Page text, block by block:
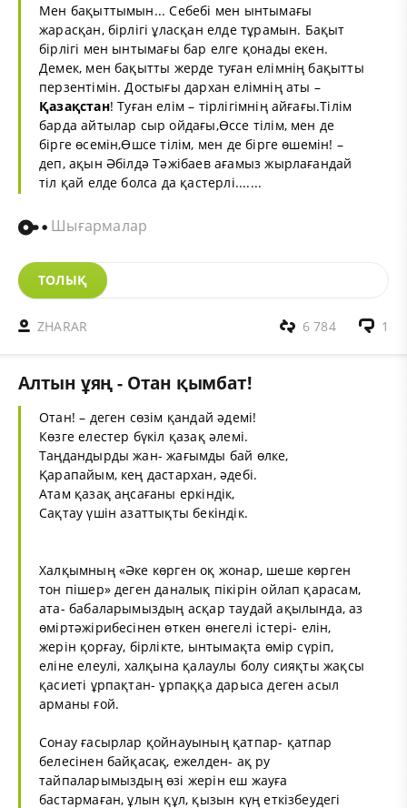
Мен бақыттымын... Себебі мен ынтымағы
жарасқан, бірлігі ұласқан елде тұрамын. Бақыт
бірлігі мен ынтымағы бар елге қонады екен.
Демек, мен бақытты жерде туған елімнің бақытты
перзентімін. Достығы дархан елімнің аты –
Қазақстан! Туған елім – тірлігімнің айғағы.Тілім
барда айтылар сыр ойдағы,Өссе тілім, мен де
бірге өсемін,Өшсе тілім, мен де бірге өшемін! –
деп, ақын Әбілдә Тәжібаев ағамыз жырлағандай
тіл қай елде болса да қастерлі.......
Шығармалар
ТОЛЫҚ
ZHARAR 1
6 784
Алтын ұяң - Отан қымбат!
Отан! – деген сөзім қандай әдемі!
Көзге елестер бүкіл қазақ әлемі.
Таңдандырды жан- жағымды бай өлке,
Қарапайым, кең дастархан, әдебі.
Атам қазақ аңсағаны еркіндік,
Сақтау үшін азаттықты бекіндік.
Халқымның «Әке көрген оқ жонар, шеше көрген
тон пішер» деген даналық пікірін ойлап қарасам,
ата- бабаларымыздың асқар таудай ақылында, аз
өміртәжірибесінен өткен өнегелі істері- елін,
жерін қорғау, бірлікте, ынтымақта өмір сүріп,
еліне елеулі, халқына қалаулы болу сияқты жақсы
қасиеті ұрпақтан- ұрпаққа дарыса деген асыл
арманы ғой.
Сонау ғасырлар қойнауының қатпар- қатпар
белесінен байқасақ, ежелден- ақ ру
тайпаларымыздың өзі жерін еш жауға
бастармаған, ұлын құл, қызын күң еткізбеудегі